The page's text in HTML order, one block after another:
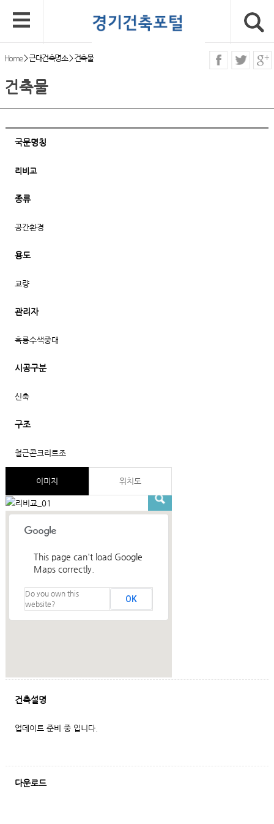
Home>근대건축명소>건축물
건축물
국문명칭
리비교
종류
공간환경
용도
교량
관리자
흑룡수색중대
시공구분
신축
구조
철근콘크리트조
이미지 위치도
This page can't load Google
Maps correctly.
Do you own this
website?
OK
건축설명
업데이트 준비 중 입니다.
다운로드